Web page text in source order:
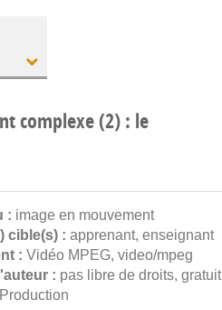
complexe (2) : le
: image en mouvement
cible(s) : apprenant, enseignant
: Vidéo MPEG, video/mpeg
: pas libre de droits, gratuit